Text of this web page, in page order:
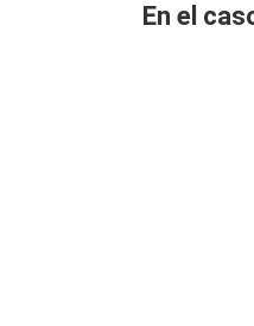
En el